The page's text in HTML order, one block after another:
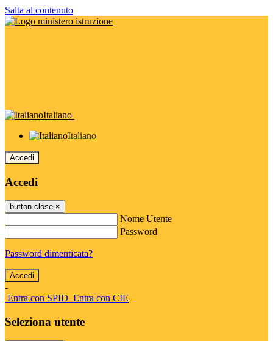
Salta al contenuto
Italiano
Italiano
Accedi
Accedi
button close ×
Nome Utente
Password
Password dimenticata?
-
Entra con SPID Entra con CIE
Seleziona utente